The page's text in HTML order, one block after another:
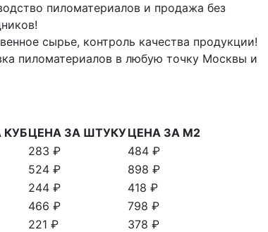
пиломатериалов и продажа без
сырье, контроль качества продукции!
пиломатериалов в любую точку Москвы и
КУБЦЕНА ЗА ШТУКУЦЕНА ЗА М2
283 ₽
484 ₽
524 ₽
898 ₽
244 ₽
418 ₽
466 ₽
798 ₽
221 ₽
378 ₽